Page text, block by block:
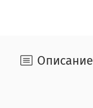
Описание